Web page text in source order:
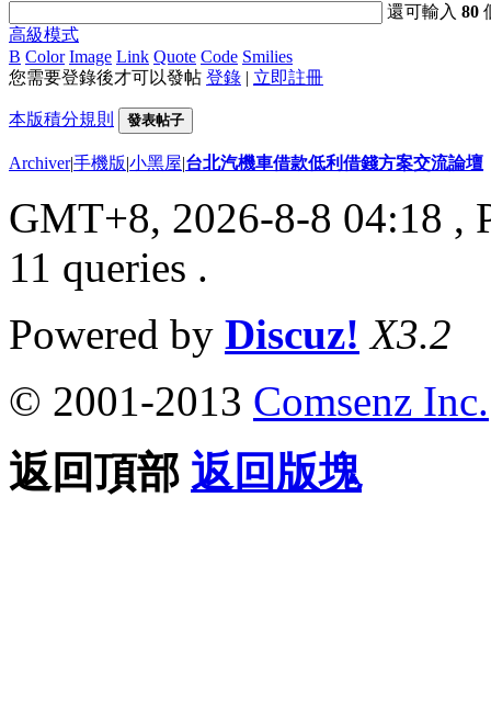
還可輸入80
高級模式
B Color Image Link Quote Code Smilies
您需要登錄後才可以發帖 登錄 | 立即註冊
本版積分規則 發表帖子
Archiver|手機版|小黑屋|台北汽機車借款低利借錢方案交流論壇
GMT+8, 2026-8-8 04:18 ,
11 queries .
Powered by Discuz! X3.2
© 2001-2013 Comsenz Inc.
返回頂部 返回版塊